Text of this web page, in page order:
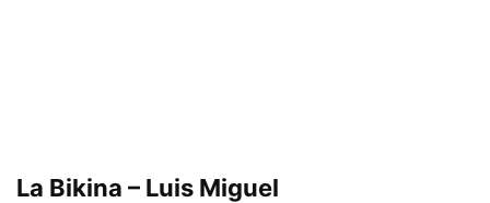
La Bikina – Luis Miguel